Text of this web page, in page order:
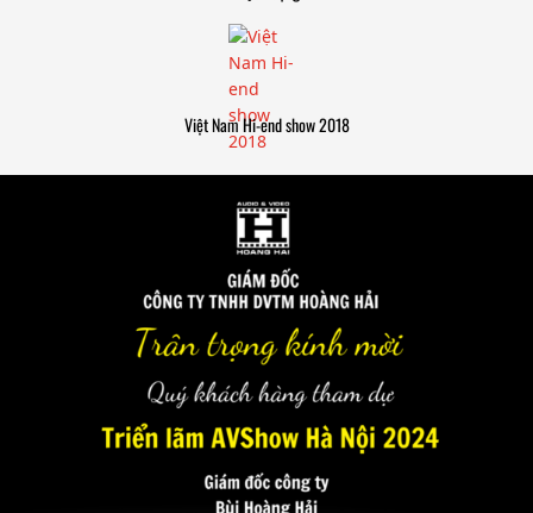
Việt Nam Hi-end show 2018